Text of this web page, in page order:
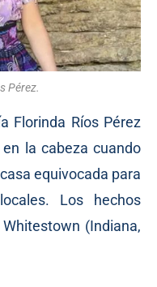
Pérez.
Florinda Ríos Pérez
la cabeza cuando
equivocada para
Los hechos
(Indiana,